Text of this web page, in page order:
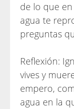
de lo que
agua te
preguntas
Reflexión:
vives y
empero,
agua en la